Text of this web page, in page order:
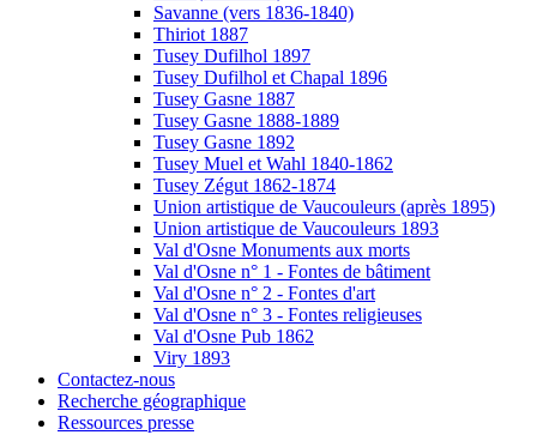
Savanne (vers 1836-1840)
Thiriot 1887
Tusey Dufilhol 1897
Tusey Dufilhol et Chapal 1896
Tusey Gasne 1887
Tusey Gasne 1888-1889
Tusey Gasne 1892
Tusey Muel et Wahl 1840-1862
Tusey Zégut 1862-1874
Union artistique de Vaucouleurs (après 1895)
Union artistique de Vaucouleurs 1893
Val d'Osne Monuments aux morts
Val d'Osne n° 1 - Fontes de bâtiment
Val d'Osne n° 2 - Fontes d'art
Val d'Osne n° 3 - Fontes religieuses
Val d'Osne Pub 1862
Viry 1893
Contactez-nous
Recherche géographique
Ressources presse